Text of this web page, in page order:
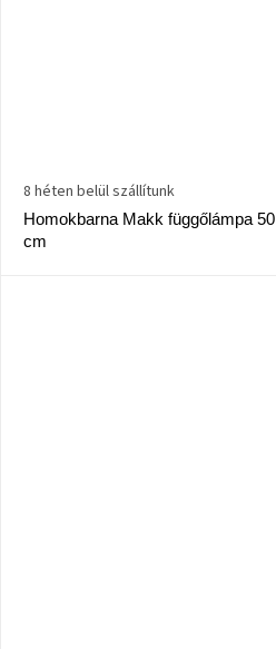
Homokbarna Makk függőlámpa 50
cm
8 héten belül szállítunk